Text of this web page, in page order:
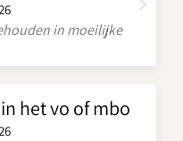
in moeilijke
het vo of mbo